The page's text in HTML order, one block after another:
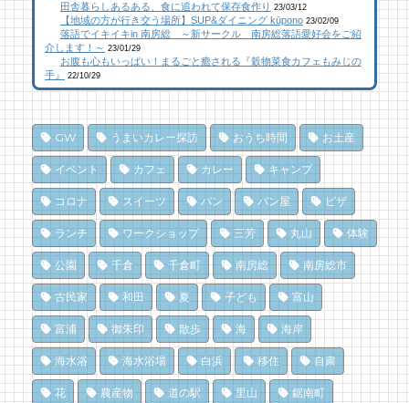
26 views|byなべたゆかり
乗馬初心者の私でも、海辺を楽しく散策でき
た！ 乗馬体験レポート
25 views|byなべたゆかり
夏のごほうびにこだわりのかき氷を風菓堂で
24 views|byフジイ ミツコ
南房総こんな素敵な所があった！| かじか橋
21 views|byCAT SEA KURO
南房総・岩井にクラフトビール醸造所。体験
を届ける新たな拠点へ
19 views| by なべたゆかり
ドライブ休憩にオススメ！「とみうら元気倶
楽部」でホッと一息♪
18 views|byフジイ ミツコ
110 views|byなべたゆかり
南房総こんな素敵な所があった！| かじか橋
102 views|byCAT SEA KURO
【コラボ】ジビエも揃う、鮮度抜群の南房総
おさかなセンター【安房國テレビ】
82 views|byなべたゆかり
乗馬初心者の私でも、海辺を楽しく散策でき
た！ 乗馬体験レポート
81 views | byなべたゆかり
夏のごほうびにこだわりのかき氷を風菓堂で
78 views| by フジイ ミツコ
夏だ、クジラ到来。クジラに会いに和田町に
行こう！〈前編〉
71 views|byshouji naomi
12,848 views|bychoco-love
南房総こんな素敵な所があった！| かじか橋
12,029 views|byCAT SEA KURO
南房総の海を食らう！天然ところてん専門店
「ところてん小屋 青木」
10,869 views|by原みりか
南房総パン屋めぐり【3】石窯パン工房そろ
そろ（鴨川市）前編パン
10,838 views| by choco-love
南房総パン屋めぐり【１】
クリケット（鴨川市）
10,473 views|bychoco-love
冬でも楽しめる！沖ノ島の無人島探検！
10,165 views|by福美
田舎暮らしあるある、食に追われて保存食作り 23/03/12
【地域の方が行き交う場所】SUP&ダイニング kūpono 23/02/09
落語でイキイキin 南房総 ～新サークル 南房総落語愛好会をご紹
介します！～ 23/01/29
お腹も心もいっぱい！まるごと癒される『穀物菜食カフェもみじの
手』
22/10/29
GW うまいカレー探訪 おうち時間 お土産
イベント カフェ カレー キャンプ
コロナ スイーツ パン パン屋 ピザ
ランチ ワークショップ 三芳 丸山 体験
公園 千倉 千倉町 南房総 南房総市
古民家 和田 夏 子ども 富山
富浦 御朱印 散歩 海 海岸
海水浴 海水浴場 白浜 移住 自粛
花 農産物 道の駅 里山 鋸南町